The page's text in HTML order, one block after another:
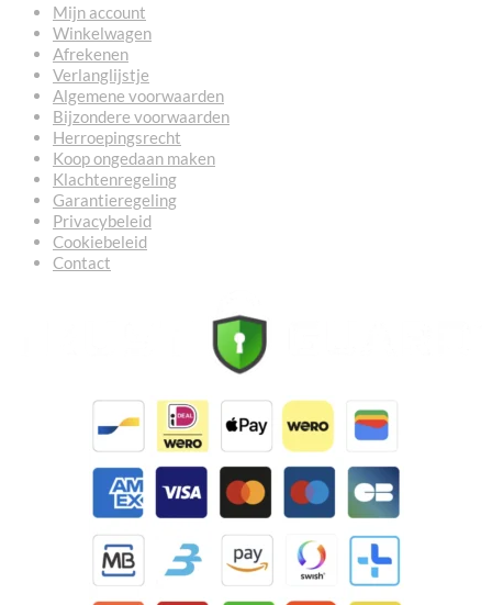
Mijn account
Winkelwagen
Afrekenen
Verlanglijstje
Algemene voorwaarden
Bijzondere voorwaarden
Herroepingsrecht
Koop ongedaan maken
Klachtenregeling
Garantieregeling
Privacybeleid
Cookiebeleid
Contact